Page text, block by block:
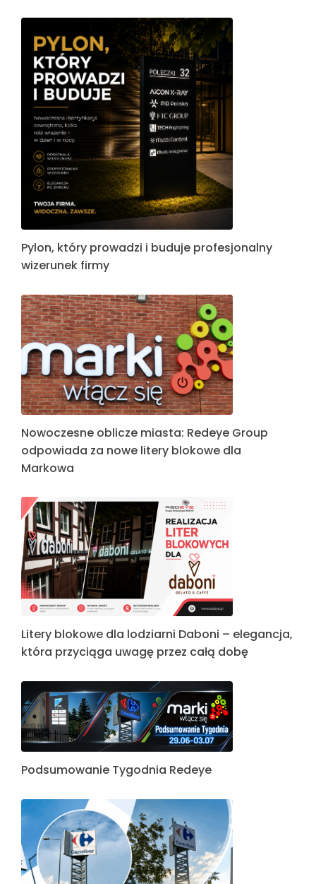
Pylon, który prowadzi i buduje profesjonalny
wizerunek firmy
Nowoczesne oblicze miasta: Redeye Group
odpowiada za nowe litery blokowe dla
Markowa
Litery blokowe dla lodziarni Daboni – elegancja,
która przyciąga uwagę przez całą dobę
Podsumowanie Tygodnia Redeye